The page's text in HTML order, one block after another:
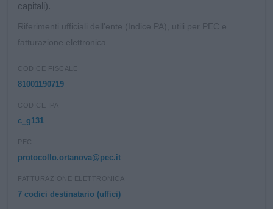
capitali).
Riferimenti ufficiali dell'ente (Indice PA), utili per PEC e
fatturazione elettronica.
CODICE FISCALE
81001190719
CODICE IPA
c_g131
PEC
protocollo.ortanova@pec.it
FATTURAZIONE ELETTRONICA
7 codici destinatario (uffici)